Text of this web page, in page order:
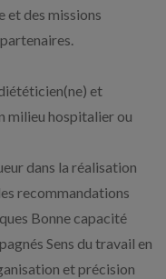
et des missions
et
milieu hospitalier ou
dans la réalisation
recommandations
Bonne capacité
Sens du travail en
et précision